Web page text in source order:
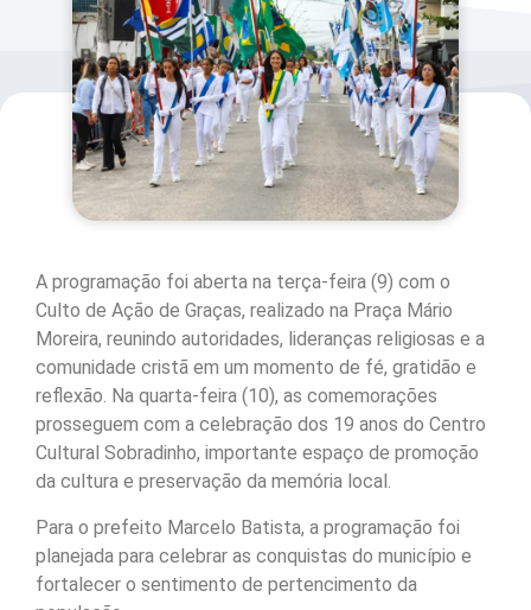
A programação foi aberta na terça-feira (9) com o
Culto de Ação de Graças, realizado na Praça Mário
Moreira, reunindo autoridades, lideranças religiosas e a
comunidade cristã em um momento de fé, gratidão e
reflexão. Na quarta-feira (10), as comemorações
prosseguem com a celebração dos 19 anos do Centro
Cultural Sobradinho, importante espaço de promoção
da cultura e preservação da memória local.
Para o prefeito Marcelo Batista, a programação foi
planejada para celebrar as conquistas do município e
fortalecer o sentimento de pertencimento da